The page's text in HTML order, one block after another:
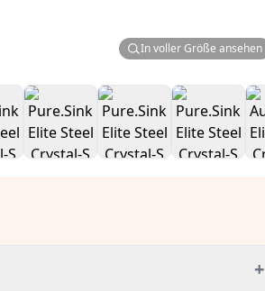
In voller Größe ansehen
+